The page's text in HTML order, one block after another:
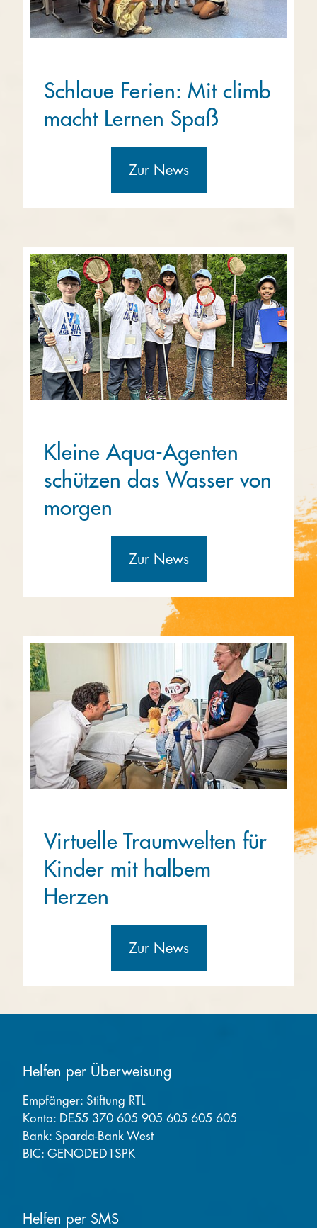
Schlaue Ferien: Mit climb
macht Lernen Spaß
Zur News
Kleine Aqua-Agenten
schützen das Wasser von
morgen
Zur News
Virtuelle Traumwelten für
Kinder mit halbem
Herzen
Zur News
Helfen per Überweisung
Empfänger: Stiftung RTL
Konto: DE55 370 605 905 605 605 605
Bank: Sparda-Bank West
BIC: GENODED1SPK
Helfen per SMS